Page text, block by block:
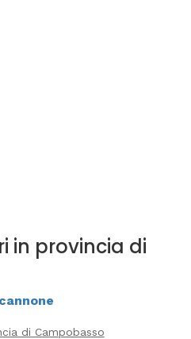
in provincia di
di Campobasso